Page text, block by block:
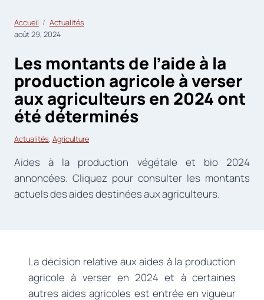
Accueil
Actualités
août 29, 2024
Les montants de l’aide à la
production agricole à verser
aux agriculteurs en 2024 ont
été déterminés
Actualités, Agriculture
Aides à la production végétale et bio 2024
annoncées. Cliquez pour consulter les montants
actuels des aides destinées aux agriculteurs.
La décision relative aux aides à la production
agricole à verser en 2024 et à certaines
autres aides agricoles est entrée en vigueur